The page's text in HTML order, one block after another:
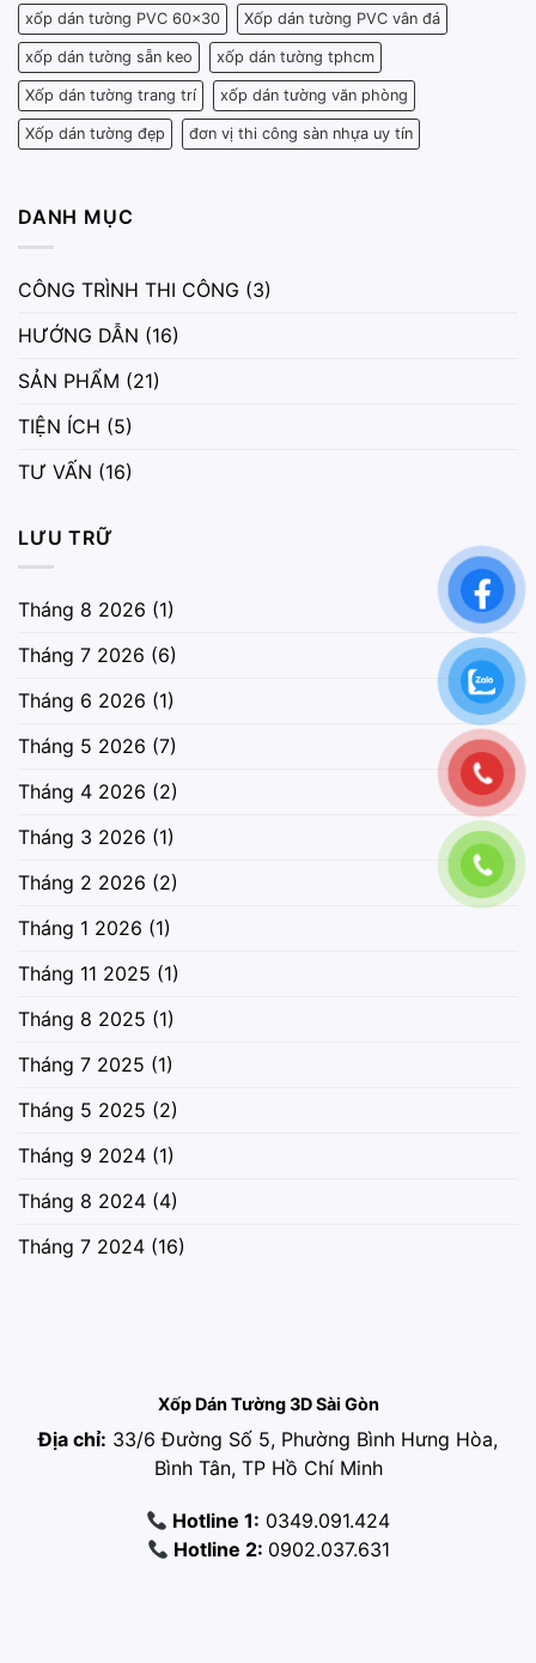
xốp dán tường PVC 60x30 Xốp dán tường PVC vân đá
xốp dán tường sẵn keo xốp dán tường tphcm
Xốp dán tường trang trí xốp dán tường văn phòng
Xốp dán tường đẹp đơn vị thi công sàn nhựa uy tín
DANH MỤC
CÔNG TRÌNH THI CÔNG (3)
HƯỚNG DẪN (16)
SẢN PHẨM (21)
TIỆN ÍCH (5)
TƯ VẤN (16)
LƯU TRỮ
Tháng 8 2026 (1)
Tháng 7 2026 (6)
Tháng 6 2026 (1)
Tháng 5 2026 (7)
Tháng 4 2026 (2)
Tháng 3 2026 (1)
Tháng 2 2026 (2)
Tháng 1 2026 (1)
Tháng 11 2025 (1)
Tháng 8 2025 (1)
Tháng 7 2025 (1)
Tháng 5 2025 (2)
Tháng 9 2024 (1)
Tháng 8 2024 (4)
Tháng 7 2024 (16)
Xốp Dán Tường 3D Sài Gòn
Địa chỉ: 33/6 Đường Số 5, Phường Bình Hưng Hòa,
Bình Tân, TP Hồ Chí Minh
Hotline 1: 0349.091.424
Hotline 2: 0902.037.631